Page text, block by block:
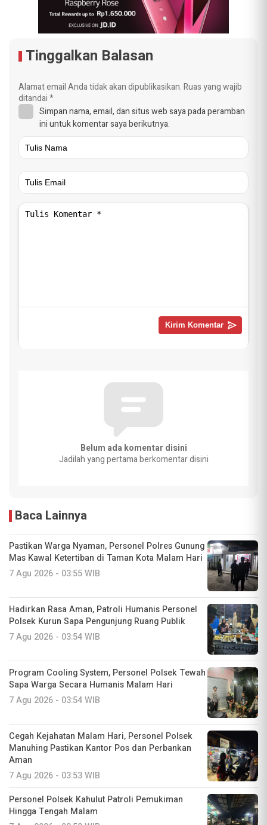
Tinggalkan Balasan
Alamat email Anda tidak akan dipublikasikan.Ruas yang wajib
ditandai*
Simpan nama, email, dan situs web saya pada peramban
ini untuk komentar saya berikutnya.
Belum ada komentar disini
Jadilah yang pertama berkomentar disini
Baca Lainnya
Pastikan Warga Nyaman, Personel Polres Gunung
Mas Kawal Ketertiban di Taman Kota Malam Hari
7 Agu 2026 - 03:55 WIB
Hadirkan Rasa Aman, Patroli Humanis Personel
Polsek Kurun Sapa Pengunjung Ruang Publik
7 Agu 2026 - 03:54 WIB
Program Cooling System, Personel Polsek Tewah
Sapa Warga Secara Humanis Malam Hari
7 Agu 2026 - 03:54 WIB
Cegah Kejahatan Malam Hari, Personel Polsek
Manuhing Pastikan Kantor Pos dan Perbankan
Aman
7 Agu 2026 - 03:53 WIB
Personel Polsek Kahulut Patroli Pemukiman
Hingga Tengah Malam